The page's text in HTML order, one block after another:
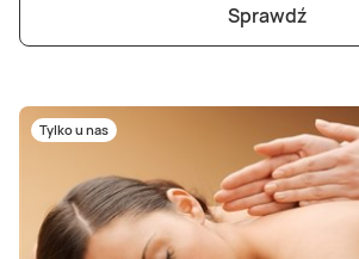
Sprawdź
Tylko u nas